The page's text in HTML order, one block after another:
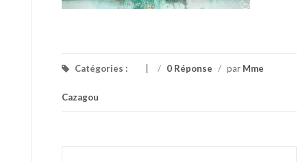
Catégories : / 0 Réponse / par Mme
Cazagou